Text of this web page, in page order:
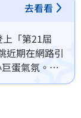
去看看
「第21屆
近期在網路引
蛋氣氛。不
並不理想，
非常感謝